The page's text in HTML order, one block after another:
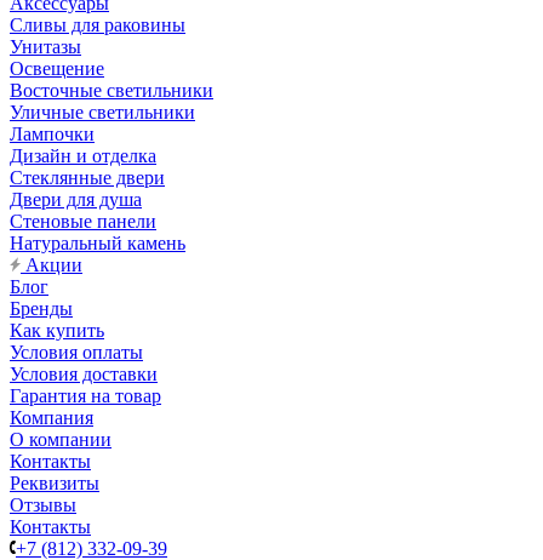
Сливы для раковины
Унитазы
Освещение
Восточные светильники
Уличные светильники
Лампочки
Дизайн и отделка
Стеклянные двери
Двери для душа
Стеновые панели
Натуральный камень
Акции
Блог
Бренды
Как купить
Условия оплаты
Условия доставки
Гарантия на товар
Компания
О компании
Контакты
Реквизиты
Отзывы
Контакты
+7 (812) 332-09-39